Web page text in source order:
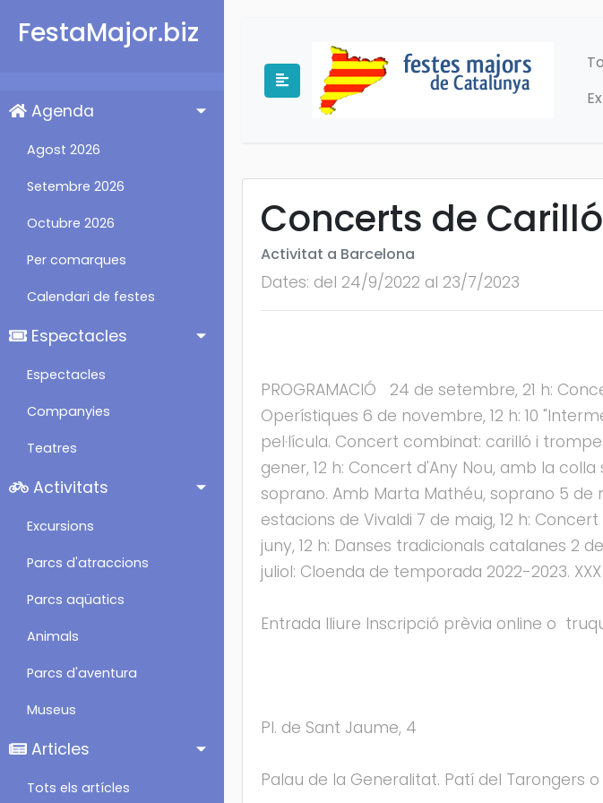
FestaMajor.biz
Agenda
Agost 2026
Setembre 2026
Octubre 2026
Per comarques
Calendari de festes
Espectacles
Espectacles
Companyies
Teatres
Activitats
Excursions
Parcs d'atraccions
Parcs aqüatics
Animals
Parcs d'aventura
Museus
Articles
Tots els artícles
Concerts de
Activitat a Barcelona
Dates: del 24/9/2022 al 23/7/2023
PROGRAMACIÓ 24 de setembre, 21 h:
Operístiques 6 de novembre, 12 h: 10
pel·lícula. Concert combinat: carilló i
gener, 12 h: Concert d'Any Nou, amb la
soprano. Amb Marta Mathéu, soprano 5 de
estacions de Vivaldi 7 de maig, 12 h:
juny, 12 h: Danses tradicionals catalanes 2
juliol: Cloenda de temporada 2022-2023.
Entrada lliure Inscripció prèvia online o
Pl. de Sant Jaume, 4
Palau de la Generalitat. Patí del Tarongers